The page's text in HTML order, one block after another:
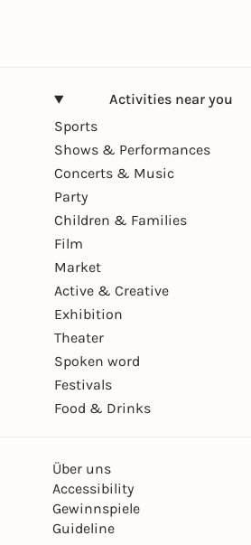
Activities near you
Sports
Shows & Performances
Concerts & Music
Party
Children & Families
Film
Market
Active & Creative
Exhibition
Theater
Spoken word
Festivals
Food & Drinks
Über uns
Accessibility
Gewinnspiele
Guideline